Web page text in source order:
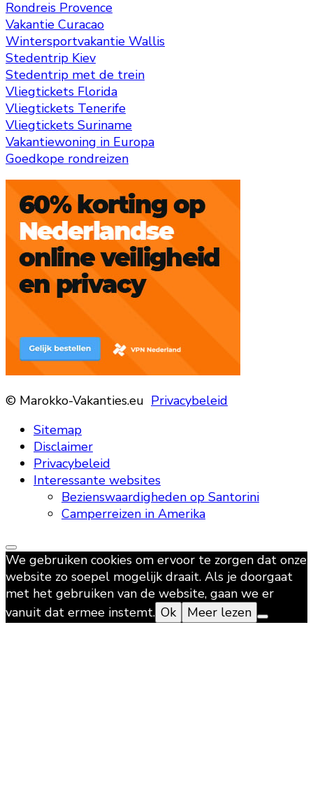
Rondreis Provence
Vakantie Curacao
Wintersportvakantie Wallis
Stedentrip Kiev
Stedentrip met de trein
Vliegtickets Florida
Vliegtickets Tenerife
Vliegtickets Suriname
Vakantiewoning in Europa
Goedkope rondreizen
© Marokko-Vakanties.eu Privacybeleid
Sitemap
Disclaimer
Privacybeleid
Interessante websites
Bezienswaardigheden op Santorini
Camperreizen in Amerika
We gebruiken cookies om ervoor te zorgen dat onze
website zo soepel mogelijk draait. Als je doorgaat
met het gebruiken van de website, gaan we er
vanuit dat ermee instemt. Ok Meer lezen